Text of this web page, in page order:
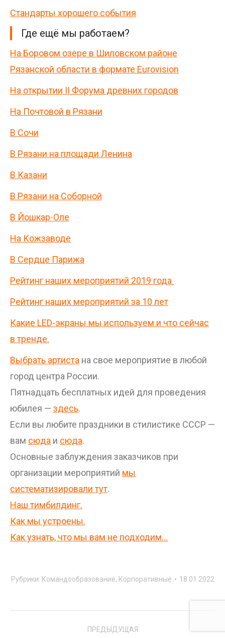
Стандарты хорошего события
Где ещё мы работаем?
На Боровом озере в Шиловском районе
Рязанской области в формате Eurovision
На открытии II Форума древних городов
На Почтовой в Рязани
В Сочи
В Рязани на площади Ленина
В Казани
В Рязани на Соборной
В Йошкар-Оле
На Кожзаводе
В Сердце Парижа
Рейтинг наших мероприятий 2019 года
Рейтинг наших мероприятий за 10 лет
Какие LED-экраны мы используем и что сейчас
в тренде.
Выбрать артиста на свое мероприятие в любой
город центра России.
Пятнадцать бесплатных идей для проведения
юбилея — здесь.
Если вы любите праздники в стилистике СССР —
вам сюда и сюда.
Основные заблуждения заказчиков при
организации мероприятий мы
систематизировали тут.
Наш тимбилдинг.
Как мы устроены.
Как узнать, что мы вам не подходим…
Рубрики: Командообразование, Корпоративные 18.01.2022
ПРЕДЫДУЩАЯ